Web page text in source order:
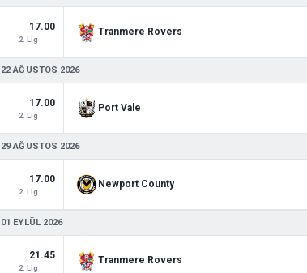
17.00
2. Lig
Tranmere Rovers
22 AĞUSTOS 2026
17.00
2. Lig
Port Vale
29 AĞUSTOS 2026
17.00
2. Lig
Newport County
01 EYLÜL 2026
21.45
2. Lig
Tranmere Rovers